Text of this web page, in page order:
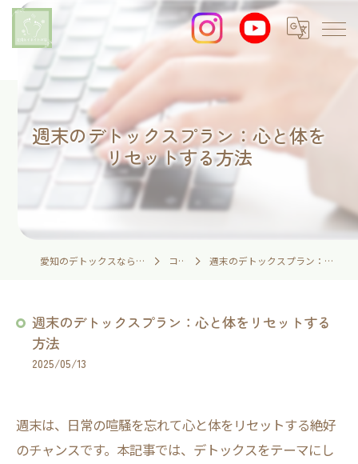
週末のデトックスプラン：心と体を
リセットする方法
愛知のデトックスなら足湯とイネイトの家 コラム 週末のデトックスプラン：心と体をリセットする方法
週末のデトックスプラン：心と体をリセットする
方法
2025/05/13
週末は、日常の喧騒を忘れて心と体をリセットする絶好
のチャンスです。本記事では、デトックスをテーマにし